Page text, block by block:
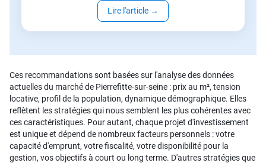
Lire l'article →
Ces recommandations sont basées sur l'analyse des données
actuelles du marché de Pierrefitte-sur-seine : prix au m², tension
locative, profil de la population, dynamique démographique. Elles
reflètent les stratégies qui nous semblent les plus cohérentes avec
ces caractéristiques. Pour autant, chaque projet d'investissement
est unique et dépend de nombreux facteurs personnels : votre
capacité d'emprunt, votre fiscalité, votre disponibilité pour la
gestion, vos objectifs à court ou long terme. D'autres stratégies que